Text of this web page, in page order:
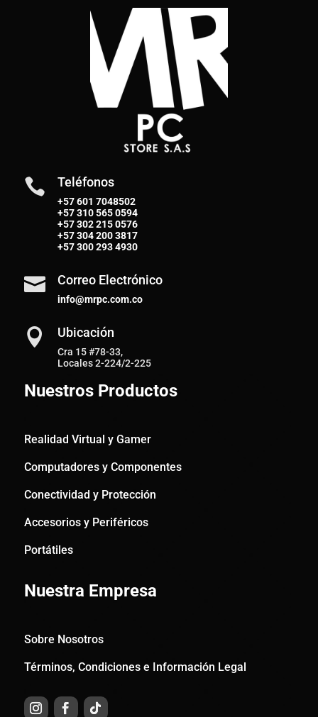
 Teléfonos
+57 601 7048502
+57310 565 0594
+57302 215 0576
+57304 200 3817
+57300 293 4930
 Correo Electrónico
info@mrpc.com.co
 Ubicación
Cra 15 #78-33,
Locales 2-224/2-225
Nuestros Productos
Realidad Virtual y Gamer
Computadores y Componentes
Conectividad y Protección
Accesorios y Periféricos
Portátiles
Nuestra Empresa
Sobre Nosotros
Términos, Condiciones e Información Legal